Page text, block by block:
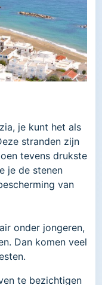
je kunt het als
stranden zijn
tevens drukste
je de stenen
van
onder jongeren,
Dan komen veel
te bezichtigen